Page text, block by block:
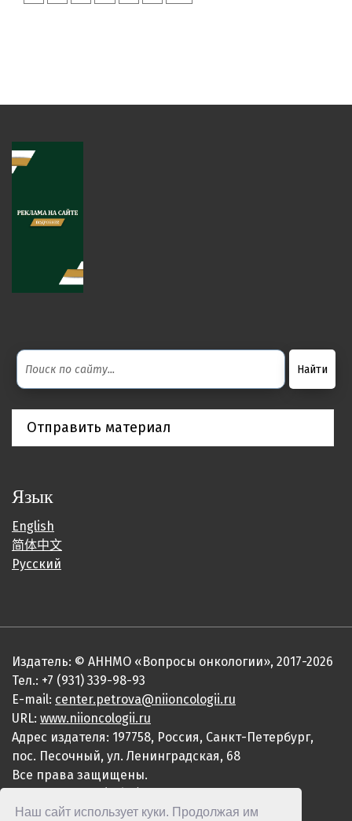
Наш сайт использует куки. Продолжая им
Отправить материал
Язык
English
简体中文
Русский
Издатель: © АННМО «Вопросы онкологии», 2017-2026
Тел.: +7 (931) 339-98-93
E-mail: center.petrova@niioncologii.ru
URL: www.niioncologii.ru
Адрес издателя: 197758, Россия, Санкт-Петербург,
пос. Песочный, ул. Ленинградская, 68
Все права защищены.
ISSN 2949-4915 (Online)